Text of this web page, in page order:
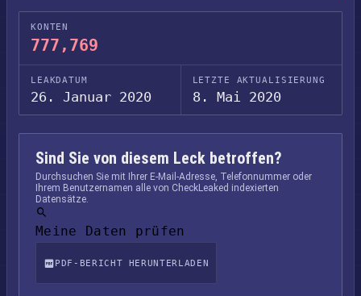
KONTEN
777,769
LEAKDATUM
26. Januar 2020
LETZTE AKTUALISIERUNG
8. Mai 2020
Sind Sie von diesem Leck betroffen?
Durchsuchen Sie mit Ihrer E-Mail-Adresse, Telefonnummer oder
Ihrem Benutzernamen alle von CheckLeaked indexierten
Datensätze.
Meine Daten prüfen
PDF-BERICHT HERUNTERLADEN